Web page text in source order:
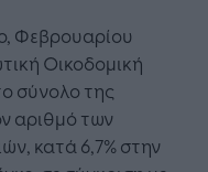
Φεβρουαρίου
Οικοδομική
σύνολο της
αριθμό των
κατά 6,7% στην